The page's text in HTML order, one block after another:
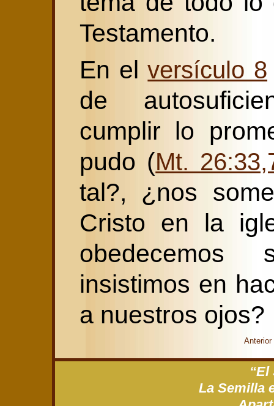
Testamento.
En elversículo 8
de
cumplir lo
pudo (Mt.
tal?, ¿nos
Cristo en la
insistimos en
a nuestros ojos?
Anterior
“El
La Semilla